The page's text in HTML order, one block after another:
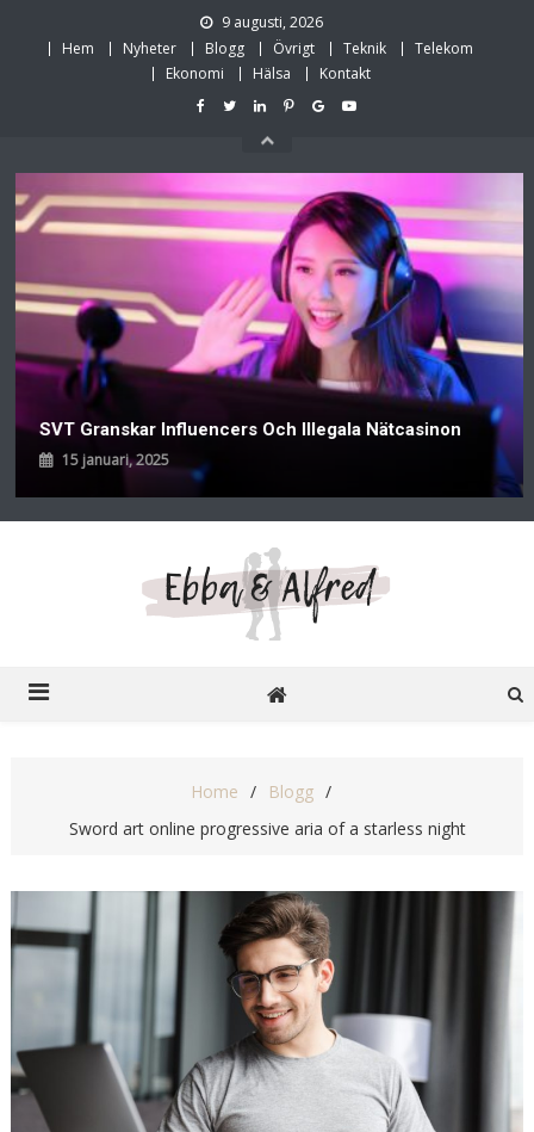
9 augusti, 2026
Hem
Nyheter Blogg Övrigt Teknik
Telekom
Ekonomi
Hälsa Kontakt
SVT Granskar Influencers Och Illegala Nätcasinon
15 januari, 2025
Home
Blogg
Sword art online progressive aria of a starless night